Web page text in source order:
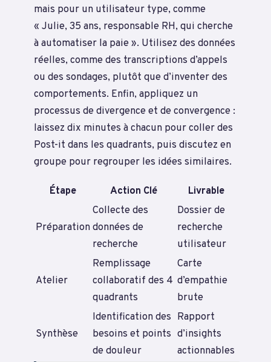
mais pour un utilisateur type, comme
« Julie, 35 ans, responsable RH, qui cherche
à automatiser la paie ». Utilisez des données
réelles, comme des transcriptions d’appels
ou des sondages, plutôt que d’inventer des
comportements. Enfin, appliquez un
processus de divergence et de convergence :
laissez dix minutes à chacun pour coller des
Post-it dans les quadrants, puis discutez en
groupe pour regrouper les idées similaires.
Étape Action Clé Livrable
Préparation
Collecte des
données de
recherche
Dossier de
recherche
utilisateur
Atelier
Remplissage
collaboratif des 4
quadrants
Carte
d’empathie
brute
Synthèse
Identification des
besoins et points
de douleur
Rapport
d’insights
actionnables